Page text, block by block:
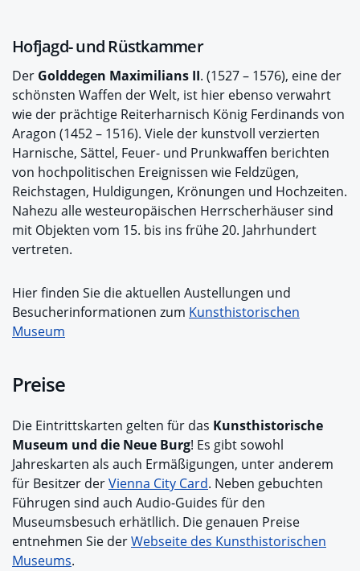
Hofjagd- und Rüstkammer
Der Golddegen Maximilians II. (1527 – 1576), eine der
schönsten Waffen der Welt, ist hier ebenso verwahrt
wie der prächtige Reiterharnisch König Ferdinands von
Aragon (1452 – 1516). Viele der kunstvoll verzierten
Harnische, Sättel, Feuer- und Prunkwaffen berichten
von hochpolitischen Ereignissen wie Feldzügen,
Reichstagen, Huldigungen, Krönungen und Hochzeiten.
Nahezu alle westeuropäischen Herrscherhäuser sind
mit Objekten vom 15. bis ins frühe 20. Jahrhundert
vertreten.
Hier finden Sie die aktuellen Austellungen und
Besucherinformationen zum Kunsthistorischen
Museum
Preise
Die Eintrittskarten gelten für das Kunsthistorische
Museum und die Neue Burg! Es gibt sowohl
Jahreskarten als auch Ermäßigungen, unter anderem
für Besitzer derVienna City Card. Neben gebuchten
Führugen sind auch Audio-Guides für den
Museumsbesuch erhätllich. Die genauen Preise
entnehmen Sie derWebseite des Kunsthistorischen
Museums.